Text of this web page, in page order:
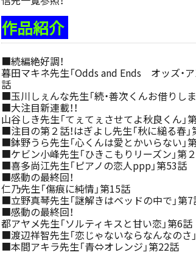
作品紹介
■続編絶好調！
暮田マキネ先生「Odds and Ends オッズ・ア
話
■玉川しぇんな先生「続・善次くんお借りし
■大注目新連載！！
山谷しき先生「てぇてぇさせてよ秋良くん」
■注目の第２話！はぎよし先生「秋に縋る春」
■鉢野うら先生「心くんは愛とかいらない」
■ケビン小峰先生「ひきこもりリーズン」第
■喜多尚江先生「ピアノの恋人ppp」第53話
■感動の最終回！
仁乃先生「傷痕に純情」第15話
■立野真琴先生「謎解きはベッドの中で」第7
■感動の最終回！
都アヤメ先生「ソルティキスと甘い恋」第6話
■渡辺祥智先生「恋じゃないならなんなのさ
■本間アキラ先生「青⇔オレンジ」第22話